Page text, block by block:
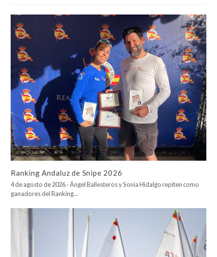
Ranking Andaluz de Snipe 2026
4 de agosto de 2026.- Ángel Ballesteros y Sonia Hidalgo repiten como
ganadores del Ranking…